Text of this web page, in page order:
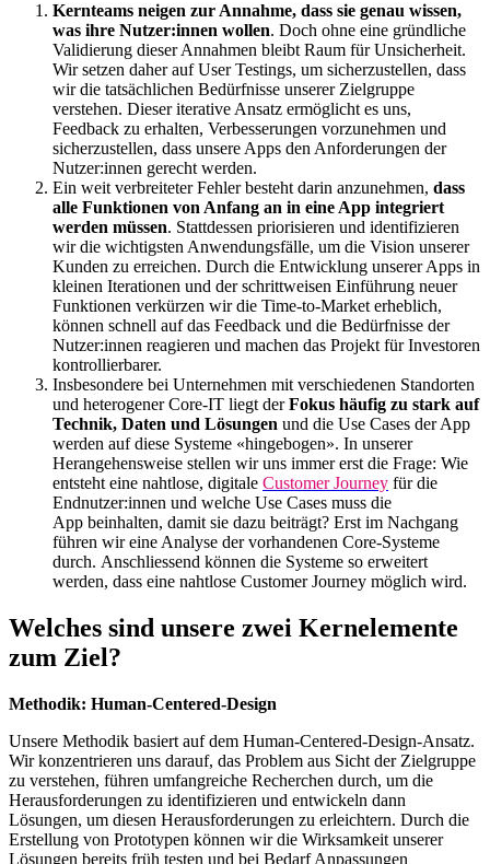
Kernteams neigen zur Annahme, dass sie genau wissen,
was ihre Nutzer:innen wollen. Doch ohne eine gründliche
Validierung dieser Annahmen bleibt Raum für Unsicherheit.
Wir setzen daher auf User Testings, um sicherzustellen, dass
wir die tatsächlichen Bedürfnisse unserer Zielgruppe
verstehen. Dieser iterative Ansatz ermöglicht es uns,
Feedback zu erhalten, Verbesserungen vorzunehmen und
sicherzustellen, dass unsere Apps den Anforderungen der
Nutzer:innen gerecht werden.
Ein weit verbreiteter Fehler besteht darin anzunehmen, dass
alle Funktionen von Anfang an in eine App integriert
werden müssen. Stattdessen priorisieren und identifizieren
wir die wichtigsten Anwendungsfälle, um die Vision unserer
Kunden zu erreichen. Durch die Entwicklung unserer Apps in
kleinen Iterationen und der schrittweisen Einführung neuer
Funktionen verkürzen wir die Time-to-Market erheblich,
können schnell auf das Feedback und die Bedürfnisse der
Nutzer:innen reagieren und machen das Projekt für Investoren
kontrollierbarer.
Insbesondere bei Unternehmen mit verschiedenen Standorten
und heterogener Core-IT liegt derFokus häufig zu stark auf
Technik, Daten und Lösungen und die Use Cases der App
werden auf diese Systeme «hingebogen». In unserer
Herangehensweise stellen wir uns immer erst die Frage: Wie
entsteht eine nahtlose, digitale Customer Journey für die
Endnutzer:innen und welche Use Cases muss die
App beinhalten, damit sie dazu beiträgt? Erst im Nachgang
führen wir eine Analyse der vorhandenen Core-Systeme
durch. Anschliessend können die Systeme so erweitert
werden, dass eine nahtlose Customer Journey möglich wird.
Welches sind unsere zwei Kernelemente
zum Ziel?
Methodik: Human-Centered-Design
Unsere Methodik basiert auf dem Human-Centered-Design-Ansatz.
Wir konzentrieren uns darauf, das Problem aus Sicht der Zielgruppe
zu verstehen, führen umfangreiche Recherchen durch, um die
Herausforderungen zu identifizieren und entwickeln dann
Lösungen, um diesen Herausforderungen zu erleichtern. Durch die
Erstellung von Prototypen können wir die Wirksamkeit unserer
Lösungen bereits früh testen und bei Bedarf Anpassungen